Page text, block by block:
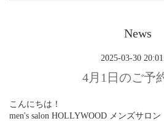
News
2025-03-30
4月1日のご予
こんにちは！
men's salon HOLLYWOOD メンズサ